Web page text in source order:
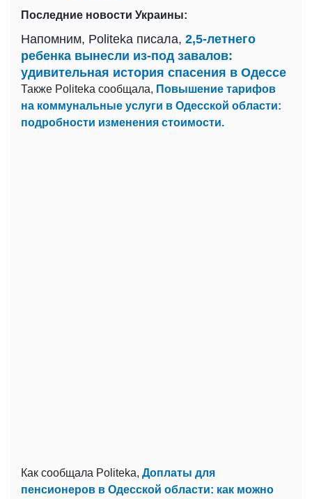
Последние новости Украины:
Напомним, Politeka писала, 2,5-летнего
ребенка вынесли из-под завалов:
удивительная история спасения в Одессе
Также Politeka сообщала, Повышение тарифов
на коммунальные услуги в Одесской области:
подробности изменения стоимости.
Как сообщала Politeka, Доплаты для
пенсионеров в Одесской области: как можно